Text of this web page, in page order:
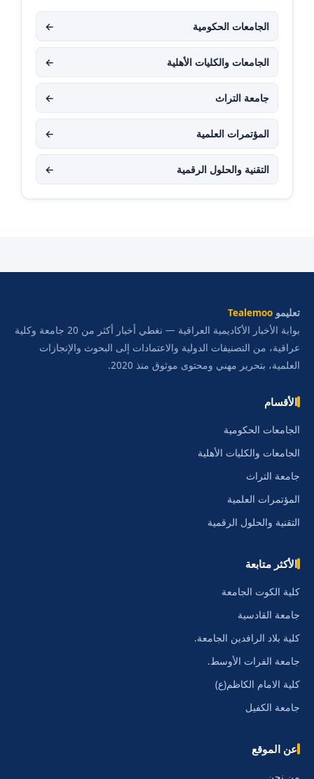
الجامعات الحكومية ←
الجامعات والكليات الأهلية ←
جامعة التراث ←
المؤتمرات العلمية ←
التقنية والحلول الرقمية ←
تعليمو Tealemoo
بوابة الأخبار الأكاديمية العراقية — نغطي أخبار أكثر من 20 جامعة وكلية
عراقية، من التصنيفات الدولية والاعتمادات إلى البحوث والإنجازات
العلمية، بتحرير مهني ومحتوى موثوق منذ 2020.
الأقسام
الجامعات الحكومية
الجامعات والكليات الأهلية
جامعة التراث
المؤتمرات العلمية
التقنية والحلول الرقمية
الأكثر متابعة
كلية الكوت الجامعة
جامعة القادسية
كلية بلاد الرافدين الجامعة.
جامعة الفرات الأوسط.
كلية الامام الكاظم(ع)
جامعة الكفيل
عن الموقع